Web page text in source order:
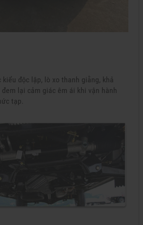
độc lập, lò xo thanh giằng, khả
lại cảm giác êm ái khi vận hành
tạp.